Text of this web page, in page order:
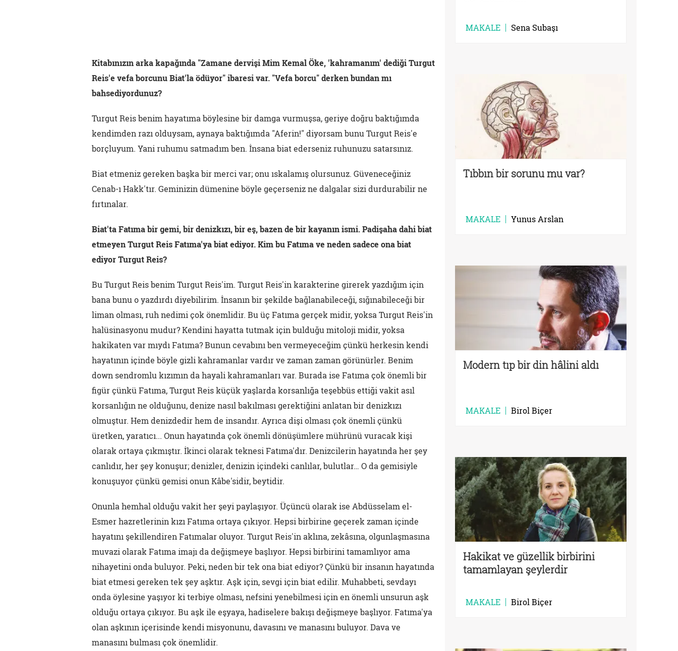
Kitabınızın arka kapağında "Zamane dervişi Mim Kemal Öke, 'kahramanım' dediği Turgut
Reis'e vefa borcunu Biat'la ödüyor" ibaresi var. "Vefa borcu" derken bundan mı
bahsediyordunuz?
Turgut Reis benim hayatıma böylesine bir damga vurmuşsa, geriye doğru baktığımda
kendimden razı olduysam, aynaya baktığımda "Aferin!" diyorsam bunu Turgut Reis'e
borçluyum. Yani ruhumu satmadım ben. İnsana biat ederseniz ruhunuzu satarsınız.
Biat etmeniz gereken başka bir merci var; onu ıskalamış olursunuz. Güveneceğiniz
Cenab-ı Hakk'tır. Geminizin dümenine böyle geçerseniz ne dalgalar sizi durdurabilir ne
fırtınalar.
Biat'ta Fatıma bir gemi, bir denizkızı, bir eş, bazen de bir kayanın ismi. Padişaha dahi biat
etmeyen Turgut Reis Fatıma'ya biat ediyor. Kim bu Fatıma ve neden sadece ona biat
ediyor Turgut Reis?
Bu Turgut Reis benim Turgut Reis'im. Turgut Reis'in karakterine girerek yazdığım için
bana bunu o yazdırdı diyebilirim. İnsanın bir şekilde bağlanabileceği, sığınabileceği bir
liman olması, ruh nedimi çok önemlidir. Bu üç Fatıma gerçek midir, yoksa Turgut Reis'in
halüsinasyonu mudur? Kendini hayatta tutmak için bulduğu mitoloji midir, yoksa
hakikaten var mıydı Fatıma? Bunun cevabını ben vermeyeceğim çünkü herkesin kendi
hayatının içinde böyle gizli kahramanlar vardır ve zaman zaman görünürler. Benim
down sendromlu kızımın da hayali kahramanları var. Burada ise Fatıma çok önemli bir
figür çünkü Fatıma, Turgut Reis küçük yaşlarda korsanlığa teşebbüs ettiği vakit asıl
korsanlığın ne olduğunu, denize nasıl bakılması gerektiğini anlatan bir denizkızı
olmuştur. Hem denizdedir hem de insandır. Ayrıca dişi olması çok önemli çünkü
üretken, yaratıcı... Onun hayatında çok önemli dönüşümlere mührünü vuracak kişi
olarak ortaya çıkmıştır. İkinci olarak teknesi Fatıma'dır. Denizcilerin hayatında her şey
canlıdır, her şey konuşur; denizler, denizin içindeki canlılar, bulutlar… O da gemisiyle
konuşuyor çünkü gemisi onun Kâbe'sidir, beytidir.
Onunla hemhal olduğu vakit her şeyi paylaşıyor. Üçüncü olarak ise Abdüsselam el-
Esmer hazretlerinin kızı Fatıma ortaya çıkıyor. Hepsi birbirine geçerek zaman içinde
hayatını şekillendiren Fatımalar oluyor. Turgut Reis'in aklına, zekâsına, olgunlaşmasına
muvazi olarak Fatıma imajı da değişmeye başlıyor. Hepsi birbirini tamamlıyor ama
nihayetini onda buluyor. Peki, neden bir tek ona biat ediyor? Çünkü bir insanın hayatında
biat etmesi gereken tek şey aşktır. Aşk için, sevgi için biat edilir. Muhabbeti, sevdayı
onda öylesine yaşıyor ki terbiye olması, nefsini yenebilmesi için en önemli unsurun aşk
olduğu ortaya çıkıyor. Bu aşk ile eşyaya, hadiselere bakışı değişmeye başlıyor. Fatıma'ya
olan aşkının içerisinde kendi misyonunu, davasını ve manasını buluyor. Dava ve
manasını bulması çok önemlidir.
MAKALE Sena Subaşı
Tıbbın bir sorunu mu var?
MAKALE Yunus Arslan
Modern tıp bir din hâlini aldı
MAKALE Birol Biçer
Hakikat ve güzellik birbirini
tamamlayan şeylerdir
MAKALE Birol Biçer